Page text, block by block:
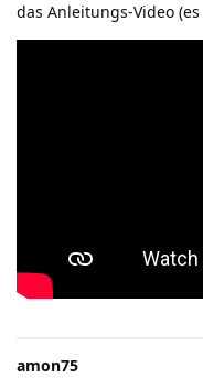
das Anleitungs-Video
amon75